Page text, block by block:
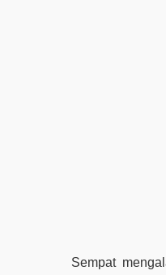
Sempat